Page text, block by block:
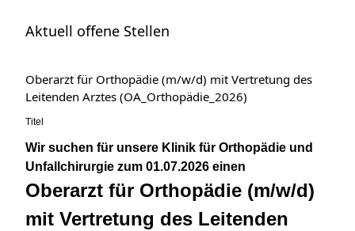
Aktuell offene Stellen
Oberarzt für Orthopädie (m/w/d) mit Vertretung des
Leitenden Arztes (OA_Orthopädie_2026)
Titel
Wir suchen für unsere Klinik für Orthopädie und
Unfallchirurgie zum 01.07.2026 einen
Oberarzt für Orthopädie (m/w/d)
mit Vertretung des Leitenden